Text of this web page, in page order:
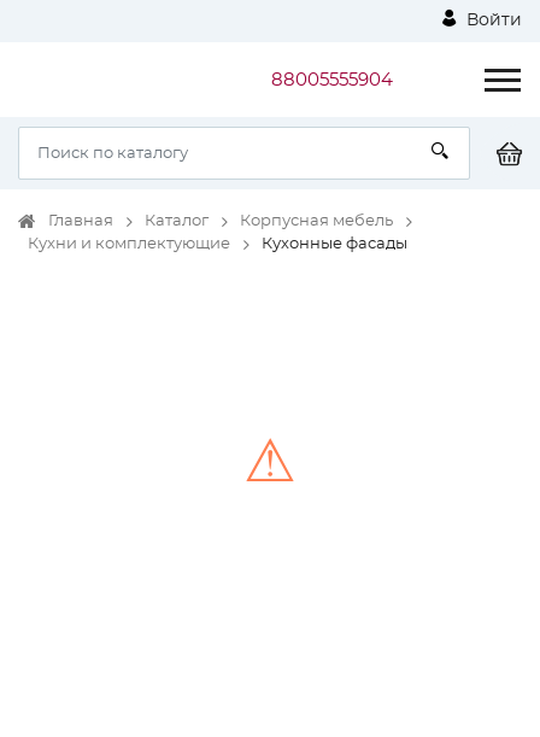
Войти
88005555904
Главная Каталог
Корпусная мебель
Кухни и комплектующие
Кухонные фасады
⚠